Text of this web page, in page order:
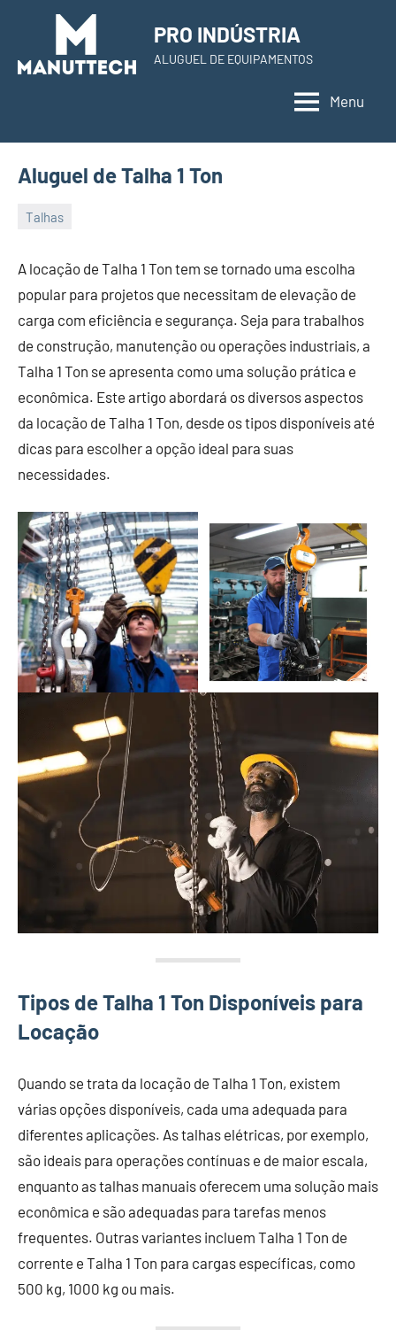
content
PRO INDÚSTRIA
ALUGUEL DE EQUIPAMENTOS
Menu
Aluguel de Talha 1 Ton
Talhas
November
de
2023
A locação de Talha 1 Ton tem se tornado uma escolha
popular para projetos que necessitam de elevação de
carga com eficiência e segurança. Seja para trabalhos
de construção, manutenção ou operações industriais, a
Talha 1 Ton se apresenta como uma solução prática e
econômica. Este artigo abordará os diversos aspectos
da locação de Talha 1 Ton, desde os tipos disponíveis até
dicas para escolher a opção ideal para suas
necessidades.
Tipos de Talha 1 Ton Disponíveis para
Locação
Quando se trata da locação de Talha 1 Ton, existem
várias opções disponíveis, cada uma adequada para
diferentes aplicações. As talhas elétricas, por exemplo,
são ideais para operações contínuas e de maior escala,
enquanto as talhas manuais oferecem uma solução mais
econômica e são adequadas para tarefas menos
frequentes. Outras variantes incluem Talha 1 Ton de
corrente e Talha 1 Ton para cargas específicas, como
500 kg, 1000 kg ou mais.